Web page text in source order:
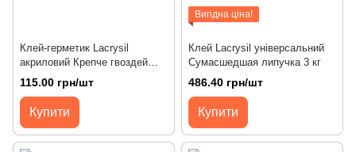
Клей-герметик Lacrysil
акриловий Крепче гвоздей
прозорий 280 мл
115.00 грн/шт
Купити
Вигідна ціна!
Клей Lacrysil універсальний
Сумасшедшая липучка 3 кг
486.40 грн/шт
Купити